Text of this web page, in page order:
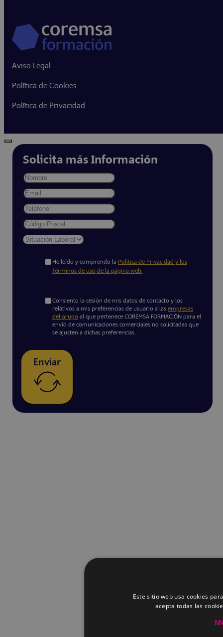
Aviso Legal
Política de Cookies
Política de Privacidad
Solicita más Información
He leído y comprendo la Política de Privacidad y los
Términos de uso de la página web.
Consiento la cesión de mis datos de contacto y los
relativos a mis preferencias de usuario a las empresas
del grupo al que pertenece COREMSA FORMACIÓN para el
envío de comunicaciones comerciales no solicitadas que
se ajusten a dichas preferencias.
Enviar
Este sitio web usa cookies
acepta todas las